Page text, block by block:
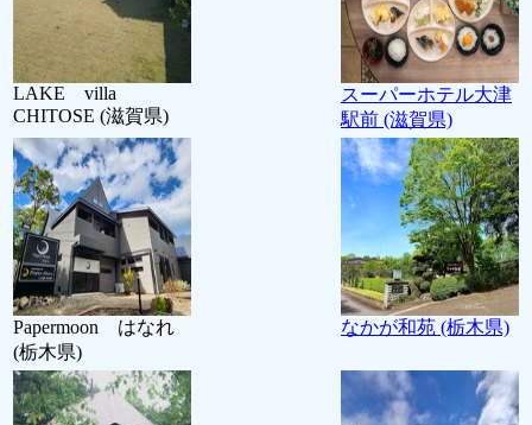
LAKE villa
CHITOSE (滋賀県)
スーパーホテル大津
駅前 (滋賀県)
Papermoon はなれ
(栃木県)
なかが和苑 (栃木県)